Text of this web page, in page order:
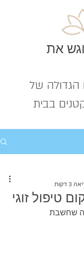
את
של
בבית
טיפול זוגי
דקות
שחשבת